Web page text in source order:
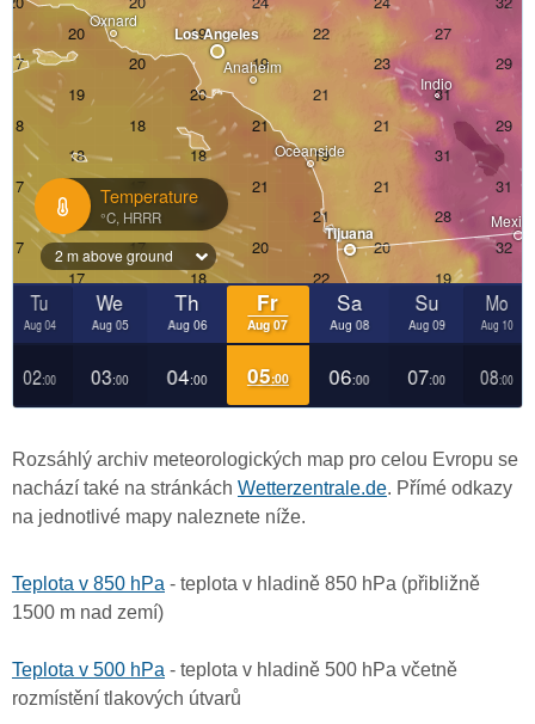
Rozsáhlý archiv meteorologických map pro celou Evropu se
nachází také na stránkách Wetterzentrale.de. Přímé odkazy
na jednotlivé mapy naleznete níže.
Teplota v 850 hPa - teplota v hladině 850 hPa (přibližně
1500 m nad zemí)
Teplota v 500 hPa - teplota v hladině 500 hPa včetně
rozmístění tlakových útvarů